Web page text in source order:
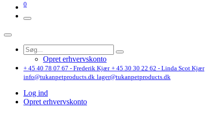
0
Opret erhvervskonto
+ 45 40 78 07 67 - Frederik Kjær + 45 30 30 22 62 - Linda Scot Kjær
info@tukanpetproducts.dk lager@tukanpetproducts.dk
Log ind
Opret erhvervskonto